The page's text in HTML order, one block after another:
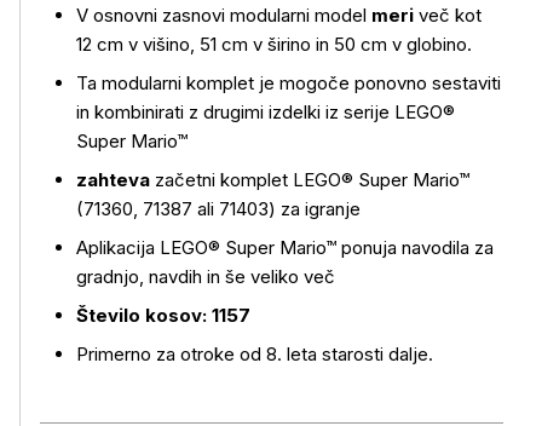
V osnovni zasnovi modularni model meri več kot
12 cm v višino, 51 cm v širino in 50 cm v globino.
Ta modularni komplet je mogoče ponovno sestaviti
in kombinirati z drugimi izdelki iz serije LEGO®
Super Mario™
zahteva začetni komplet LEGO® Super Mario™
(71360, 71387 ali 71403) za igranje
Aplikacija LEGO® Super Mario™ ponuja navodila za
gradnjo, navdih in še veliko več
Število kosov: 1157
Primerno za otroke od 8. leta starosti dalje.